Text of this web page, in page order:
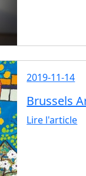
2019-11-14
Brussels
Lire l'article